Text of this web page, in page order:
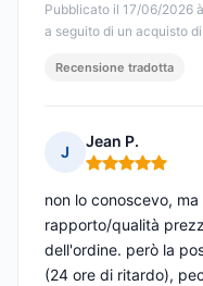
Pubblicato il 17/06/2026
a seguito di un acquisto
Recensione tradotta
J
Jean P.
Nota: 5 su 5
non lo conoscevo,
rapporto/qualità
dell'ordine. però la
(24 ore di ritardo),